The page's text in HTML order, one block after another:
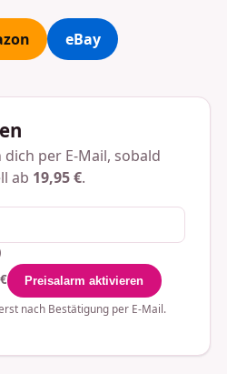
eBay
per E-Mail, sobald
ab 19,95 €.
€
Preisalarm aktivieren
nach Bestätigung per E-Mail.